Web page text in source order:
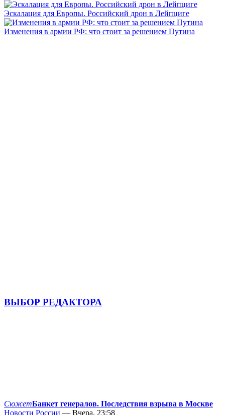
Эскалация для Европы. Российский дрон в Лейпциге
Изменения в армии РФ: что стоит за решением Путина
ВЫБОР РЕДАКТОРА
СюжетБанкет генералов. Последствия взрыва в Москве
Новости России — Вчера, 23:58